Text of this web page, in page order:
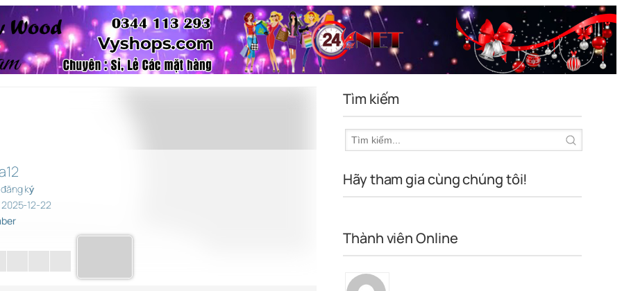
ký
12-22
Tìm kiếm
Hãy tham gia cùng chúng tôi!
Thành viên Online